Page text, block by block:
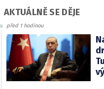
AKTUÁLNĚ SE DĚJE
před 1 hodinou